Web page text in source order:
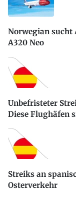
Norwegian sucht
A320 Neo
Unbefristeter
Diese Flughäfen
Streiks an
Osterverkehr